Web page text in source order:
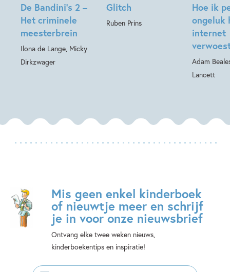
De Bandini’s 2 –
Het criminele
meesterbrein
Ilona de Lange, Micky
Dirkzwager
Glitch
Ruben Prins
Hoe ik
ongeluk
internet
Adam
Lancett
Mis geen enkel kinderboek
of nieuwtje meer en schrijf
je in voor onze nieuwsbrief
Ontvang elke twee weken nieuws,
kinderboekentips en inspiratie!
E-